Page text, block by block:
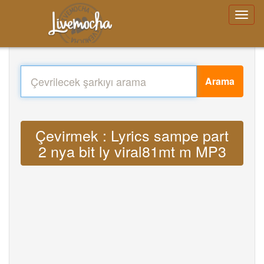
Arama
Çevirmek : Lyrics sampe part
2 nya bit ly viral81mt m MP3